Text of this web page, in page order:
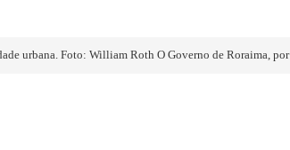
urbana. Foto: William Roth O Governo de Roraima,